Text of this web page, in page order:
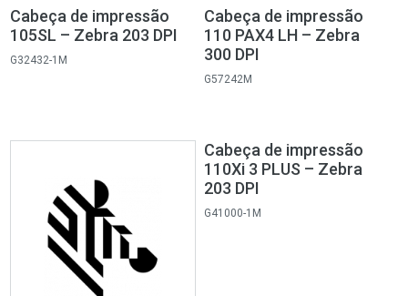
Cabeça de impressão
105SL – Zebra 203 DPI
G32432-1M
Cabeça de impressão
110 PAX4 LH – Zebra
300 DPI
G57242M
Cabeça de impressão
110Xi 3 PLUS – Zebra
203 DPI
G41000-1M